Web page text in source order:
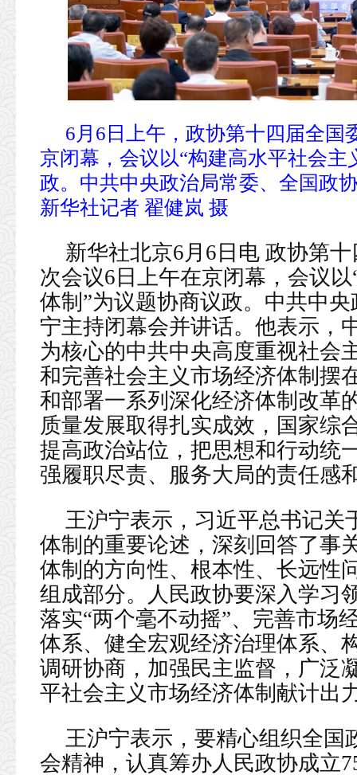
6月6日上午，政协第十四届全国
京闭幕，会议以“构建高水平社会
政。中共中央政治局常委、全国政
新华社记者 翟健岚 摄
新华社北京6月6日电 政协第
次会议6日上午在京闭幕，会议
体制”为议题协商议政。中共中
宁主持闭幕会并讲话。他表示，
为核心的中共中央高度重视社会
和完善社会主义市场经济体制摆
和部署一系列深化经济体制改革
质量发展取得扎实成效，国家综
提高政治站位，把思想和行动统
强履职尽责、服务大局的责任感
王沪宁表示，习近平总书记关
体制的重要论述，深刻回答了事
体制的方向性、根本性、长远性
组成部分。人民政协要深入学习
落实“两个毫不动摇”、完善市场
体系、健全宏观经济治理体系、
调研协商，加强民主监督，广泛
平社会主义市场经济体制献计出
王沪宁表示，要精心组织全国
会精神，认真筹办人民政协成立